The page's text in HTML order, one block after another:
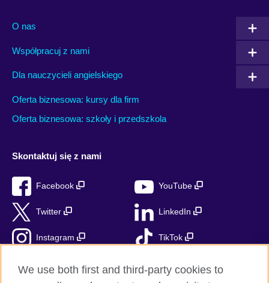
O nas
Współpracuj z nami
Dla nauczycieli angielskiego
Oferta biznesowa: kursy dla firm
Oferta biznesowa: szkoły i przedszkola
Skontaktuj się z nami
Facebook YouTube
Twitter LinkedIn
Instagram TikTok
We use both first and third-party cookies to